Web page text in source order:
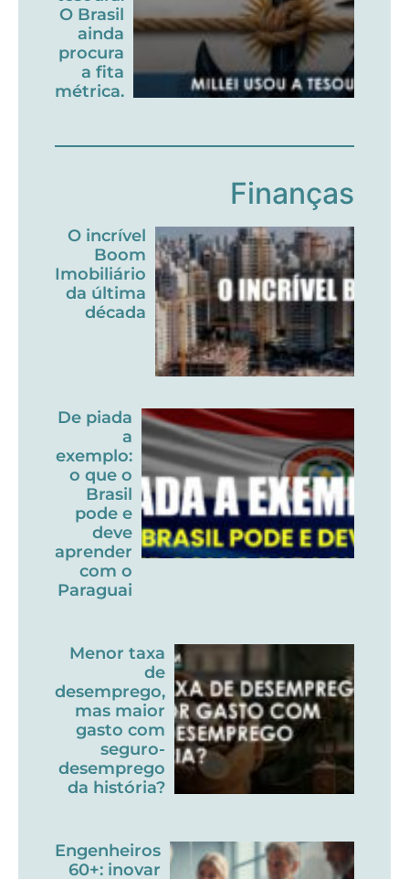
O Brasil
ainda
procura
a fita
métrica.
Finanças
O incrível
Boom
Imobiliário
da última
década
De piada
a
exemplo:
o que o
Brasil
pode e
deve
aprender
com o
Paraguai
Menor taxa
de
desemprego,
mas maior
gasto com
seguro-
desemprego
da história?
Engenheiros
60+: inovar